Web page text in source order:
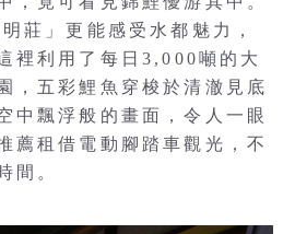
莊」更能感受水都魅力，
裡利用了每日3,000噸的大
，五彩鯉魚穿梭於清澈見底
中飄浮般的畫面，令人一眼
薦租借電動腳踏車觀光，不
間。